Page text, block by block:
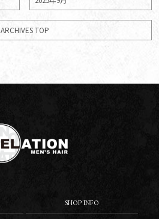
ARCHIVES TOP
SHOP INFO